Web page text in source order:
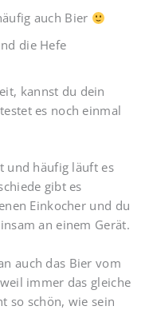
auch Bier
die Hefe
kannst du dein
es noch einmal
und häufig läuft es
gibt es
Einkocher und du
an einem Gerät.
auch das Bier vom
immer das gleiche
so schön, wie sein